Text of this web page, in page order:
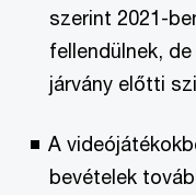
szerint 2021-
fellendülnek,
járvány előtti
A
bevételek